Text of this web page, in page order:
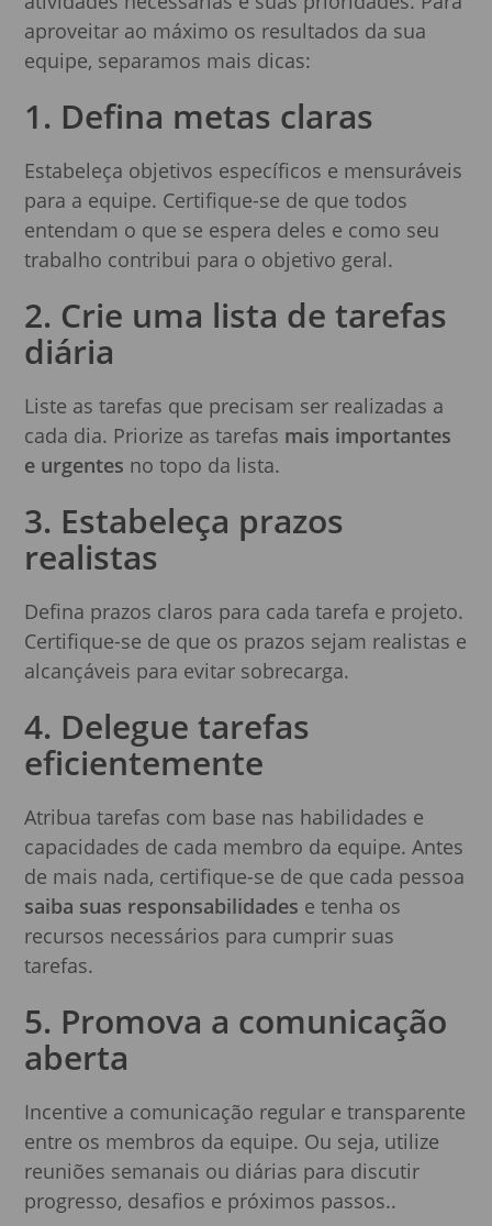
aproveitar ao máximo os resultados da sua
equipe, separamos mais dicas:
1. Defina metas claras
Estabeleça objetivos específicos e mensuráveis
para a equipe. Certifique-se de que todos
entendam o que se espera deles e como seu
trabalho contribui para o objetivo geral.
2. Crie uma lista de tarefas
diária
Liste as tarefas que precisam ser realizadas a
cada dia. Priorize as tarefas mais importantes
e urgentes no topo da lista.
3. Estabeleça prazos
realistas
Defina prazos claros para cada tarefa e projeto.
Certifique-se de que os prazos sejam realistas e
alcançáveis para evitar sobrecarga.
4. Delegue tarefas
eficientemente
Atribua tarefas com base nas habilidades e
capacidades de cada membro da equipe. Antes
de mais nada, certifique-se de que cada pessoa
saiba suas responsabilidades e tenha os
recursos necessários para cumprir suas
tarefas.
5. Promova a comunicação
aberta
Incentive a comunicação regular e transparente
entre os membros da equipe. Ou seja, utilize
reuniões semanais ou diárias para discutir
progresso, desafios e próximos passos..